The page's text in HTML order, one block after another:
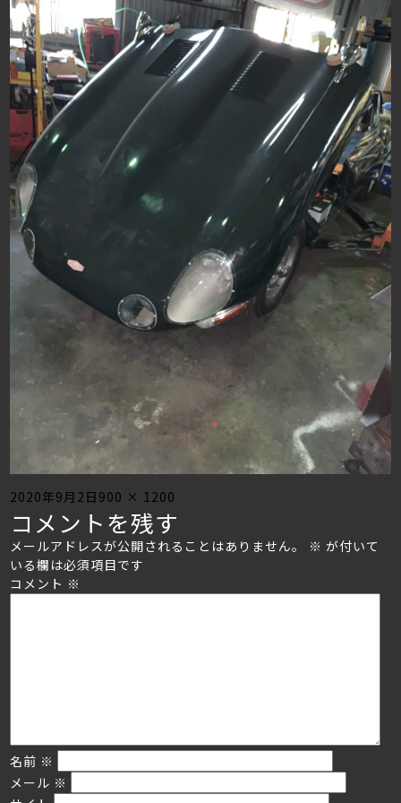
Posted
on
2020年9月2日 Full
size
900 × 1200
コメントを残す
メールアドレスが公開されることはありません。 ※ が付いて
いる欄は必須項目です
コメント ※
名前 ※
メール ※